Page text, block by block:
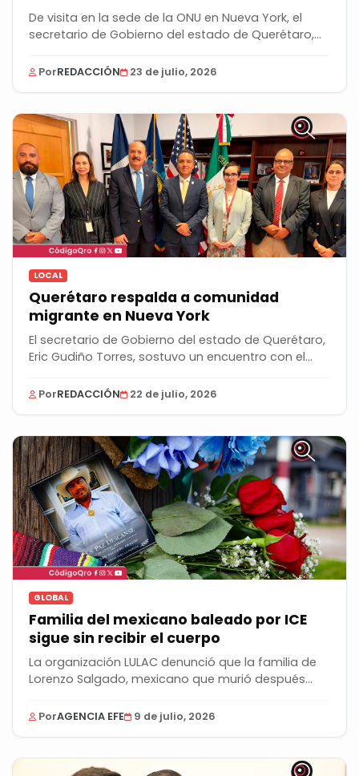
De visita en la sede de la ONU en Nueva York, el
secretario de Gobierno del estado de Querétaro,...
PorREDACCIÓN 23 de julio, 2026
LOCAL
Querétaro respalda a comunidad
migrante en Nueva York
El secretario de Gobierno del estado de Querétaro,
Eric Gudiño Torres, sostuvo un encuentro con el...
PorREDACCIÓN 22 de julio, 2026
GLOBAL
Familia del mexicano baleado por ICE
sigue sin recibir el cuerpo
La organización LULAC denunció que la familia de
Lorenzo Salgado, mexicano que murió después
PorAGENCIA EFE 9 de julio, 2026